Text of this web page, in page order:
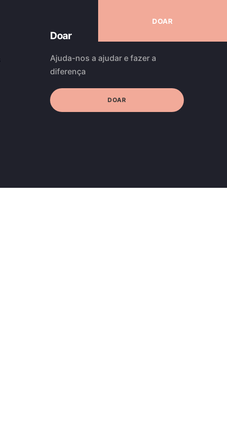
DOAR
Doar
Ajuda-nos a ajudar e fazer a
diferença
DOAR